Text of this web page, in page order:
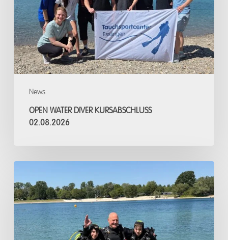
News
02.08.2026
OPEN WATER DIVER KURSABSCHLUSS
02.08.2026
Water
Diver
Kursabschluss
02.08.2026